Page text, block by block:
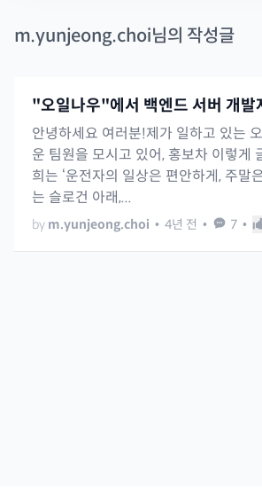
m.yunjeong.choi님의 작성글
"오일나우"에서 백엔드 서버 개발
안녕하세요 여러분!제가 일하고 있는
운 팀원을 모시고 있어, 홍보차 이렇게
희는 ‘운전자의 일상은 편안하게, 주말
는 슬로건 아래,...
by m.yunjeong.choi • 4년 전 • 7 •